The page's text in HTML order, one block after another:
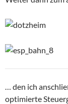
… den ich
optimierte